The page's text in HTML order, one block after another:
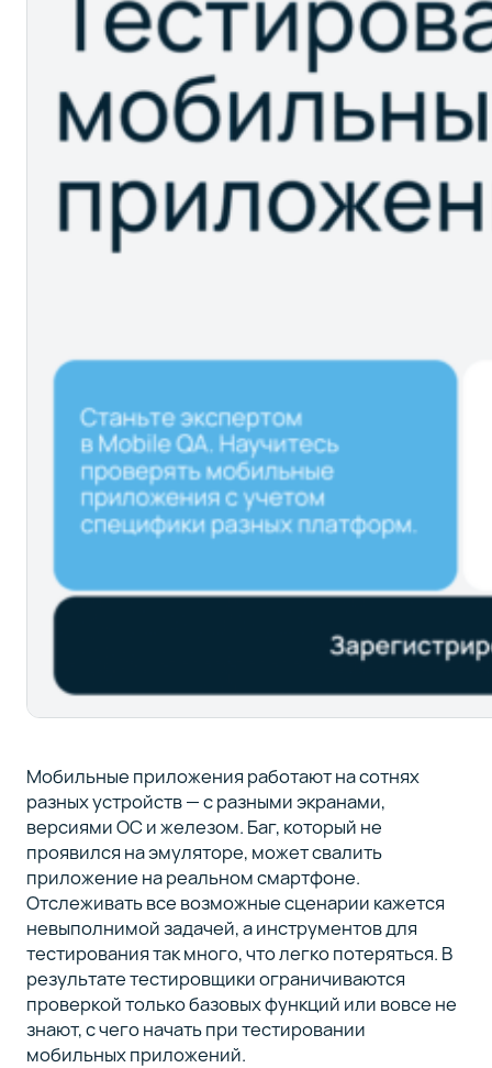
Мобильные приложения работают на сотнях
разных устройств — с разными экранами,
версиями ОС и железом. Баг, который не
проявился на эмуляторе, может свалить
приложение на реальном смартфоне.
Отслеживать все возможные сценарии кажется
невыполнимой задачей, а инструментов для
тестирования так много, что легко потеряться. В
результате тестировщики ограничиваются
проверкой только базовых функций или вовсе не
знают, с чего начать при тестировании
мобильных приложений.